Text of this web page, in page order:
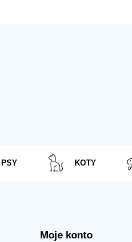
PSY KOTY
Moje konto